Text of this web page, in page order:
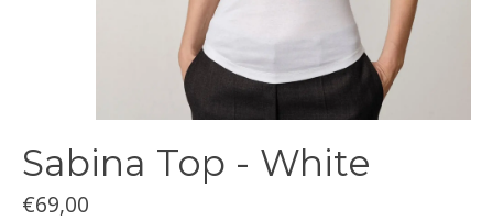
Sabina Top - White
€69,00